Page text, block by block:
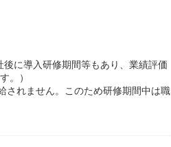
に導入研修期間等もあり、業績評価
。）
れません。このため研修期間中は職